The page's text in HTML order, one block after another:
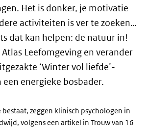
Het is donker, je motivatie
activiteiten is ver te zoeken…
dat kan helpen: de natuur in!
Atlas Leefomgeving en verander
‘Winter vol liefde’-
energieke bosbader.
bestaat, zeggen klinisch psychologen in
volgens een artikel in Trouw van 16